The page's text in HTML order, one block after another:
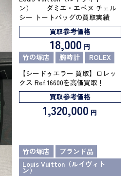
ン） ダミエ・エベヌ チェル
シー トートバッグの買取実績
買取参考価格
18,000 円
竹の塚店 腕時計
ROLEX
【シードゥエラー 買取】ロレッ
クス Ref.16600を高価買取！
買取参考価格
1,320,000 円
竹の塚店
ブランド品
Louis Vuitton（ルイヴィト
ン）